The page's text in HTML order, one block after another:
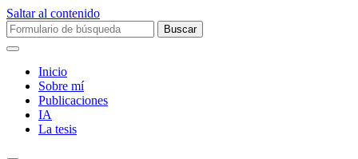
Saltar al contenido
Buscar:
Inicio
Sobre mí­
Publicaciones
IA
La tesis